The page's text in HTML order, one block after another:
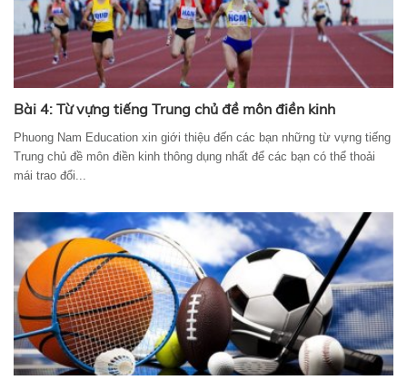
Bài 4: Từ vựng tiếng Trung chủ đề môn điền kinh
Phuong Nam Education xin giới thiệu đến các bạn những từ vựng tiếng
Trung chủ đề môn điền kinh thông dụng nhất để các bạn có thể thoải
mái trao đổi...